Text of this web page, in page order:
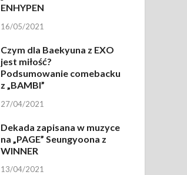
ENHYPEN
16/05/2021
Czym dla Baekyuna z EXO
jest miłość?
Podsumowanie comebacku
z „BAMBI”
27/04/2021
Dekada zapisana w muzyce
na „PAGE” Seungyoona z
WINNER
13/04/2021